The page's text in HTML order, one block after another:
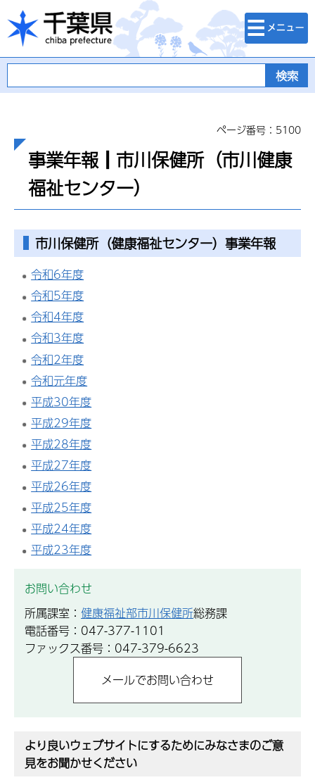
千葉県
検索・メニュ
ー
ページ番号：5100
事業年報┃市川保健所（市川健康
福祉センター）
市川保健所（健康福祉センター）事業年報
令和6年度
令和5年度
令和4年度
令和3年度
令和2年度
令和元年度
平成30年度
平成29年度
平成28年度
平成27年度
平成26年度
平成25年度
平成24年度
平成23年度
お問い合わせ
所属課室： 健康福祉部市川保健所総務課
電話番号：047-377-1101
ファックス番号：047-379-6623
より良いウェブサイトにするためにみなさまのご意
見をお聞かせください